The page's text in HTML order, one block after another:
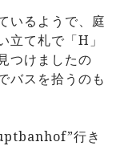
いるようで、庭
立て札で「H」
つけましたの
バスを拾うのも
行き